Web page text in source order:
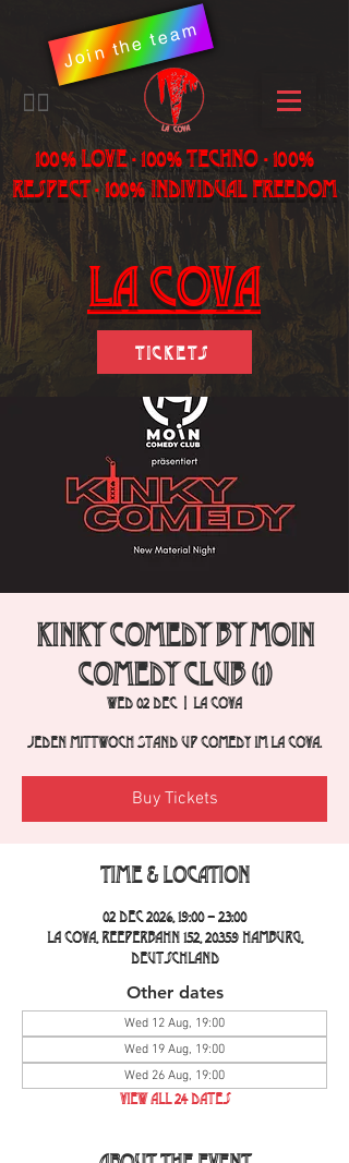
Join the team
​🏳️‍🌈
100% LOVE - 100% Techno - 100%
Respect - 100% individual freedom
LA Cova
Tickets
Kinky Comedy by Moin
Comedy Club (1)
Wed 02 Dec
  |
La Cova
Jeden Mittwoch Stand Up Comedy im La Cova.
Buy Tickets
Time & Location
02 Dec 2026, 19:00 – 23:00
La Cova, Reeperbahn 152, 20359 Hamburg,
Deutschland
Other dates
Wed 12 Aug, 19:00
Wed 19 Aug, 19:00
Wed 26 Aug, 19:00
View all 24 dates